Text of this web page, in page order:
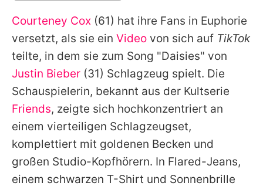
Alle Themen auf Promiflash
Jobs
App runterladen
Team
Redaktionelle Richtlinien
Impressum
Datenschutzerklärung
Courteney Cox (61) hat ihre Fans in Euphorie
versetzt, als sie ein Video von sich auf TikTok
teilte, in dem sie zum Song "Daisies" von
Justin Bieber (31) Schlagzeug spielt. Die
Schauspielerin, bekannt aus der Kultserie
Friends, zeigte sich hochkonzentriert an
einem vierteiligen Schlagzeugset,
komplettiert mit goldenen Becken und
großen Studio-Kopfhörern. In Flared-Jeans,
einem schwarzen T-Shirt und Sonnenbrille